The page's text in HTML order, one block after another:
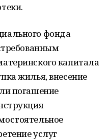
фонда
капитала
жилья, внесение
погашение
услуг